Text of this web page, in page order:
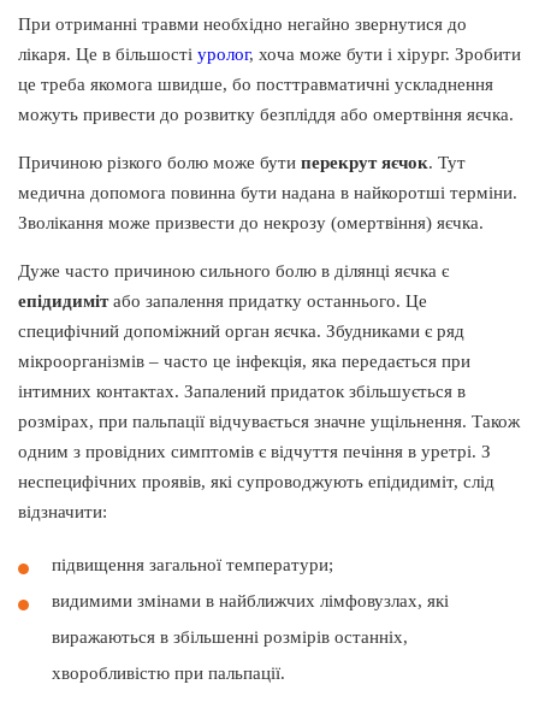
При отриманні травми необхідно негайно звернутися до
лікаря. Це в більшості уролог, хоча може бути і хірург. Зробити
це треба якомога швидше, бо посттравматичні ускладнення
можуть привести до розвитку безпліддя або омертвіння яєчка.
Причиною різкого болю може бути перекрут яєчок. Тут
медична допомога повинна бути надана в найкоротші терміни.
Зволікання може призвести до некрозу (омертвіння) яєчка.
Дуже часто причиною сильного болю в ділянці яєчка є
епідидимітабо запалення придатку останнього. Це
специфічний допоміжний орган яєчка. Збудниками є ряд
мікроорганізмів – часто це інфекція, яка передається при
інтимних контактах. Запалений придаток збільшується в
розмірах, при пальпації відчувається значне ущільнення. Також
одним з провідних симптомів є відчуття печіння в уретрі. З
неспецифічних проявів, які супроводжують епідидиміт, слід
відзначити:
підвищення загальної температури;
видимими змінами в найближчих лімфовузлах, які
виражаються в збільшенні розмірів останніх,
хворобливістю при пальпації.